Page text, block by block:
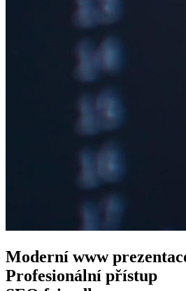
Moderní wwwprezentace
Profesionálnípřístup